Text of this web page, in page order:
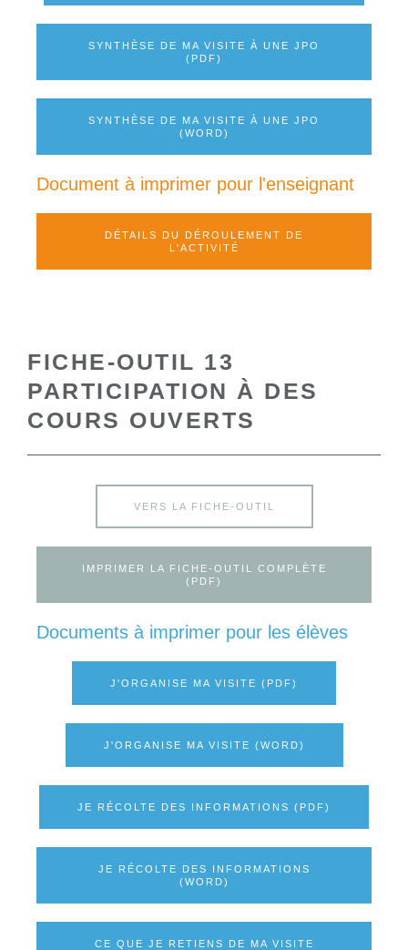
SYNTHÈSE DE MA VISITE À UNE JPO
(PDF)
SYNTHÈSE DE MA VISITE À UNE JPO
(WORD)
Document à imprimer pour l'enseignant
DÉTAILS DU DÉROULEMENT DE
L'ACTIVITÉ
FICHE-OUTIL 13
PARTICIPATION À DES
COURS OUVERTS
VERS LA FICHE-OUTIL
IMPRIMER LA FICHE-OUTIL COMPLÈTE
(PDF)
Documents à imprimer pour les élèves
J'ORGANISE MA VISITE (PDF)
J'ORGANISE MA VISITE (WORD)
JE RÉCOLTE DES INFORMATIONS (PDF)
JE RÉCOLTE DES INFORMATIONS
(WORD)
CE QUE JE RETIENS DE MA VISITE